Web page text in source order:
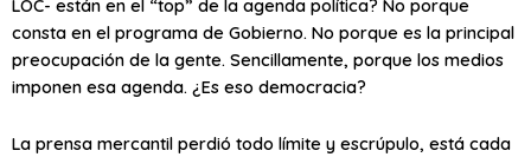
LOC- están en el “top” de la agenda política? No porque
consta en el programa de Gobierno. No porque es la principal
preocupación de la gente. Sencillamente, porque los medios
imponen esa agenda. ¿Es eso democracia?
La prensa mercantil perdió todo límite y escrúpulo, está cada